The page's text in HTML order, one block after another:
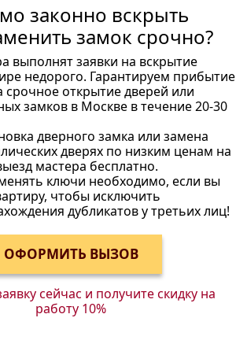
законно вскрыть
замок срочно?
выполнят заявки на вскрытие
недорого. Гарантируем прибытие
срочное открытие дверей или
замков в Москве в течение 20-30
дверного замка или замена
дверях по низким ценам на
мастера бесплатно.
ключи необходимо, если вы
чтобы исключить
дубликатов у третьих лиц!
сейчас и получитескидку на
работу 10%